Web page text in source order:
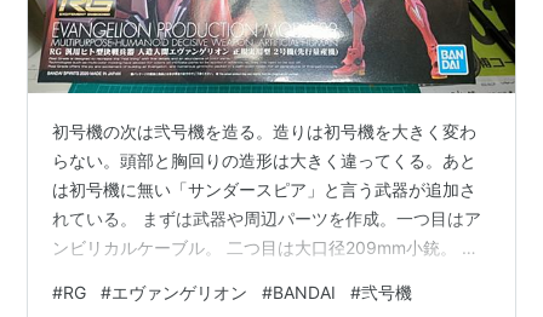
初号機の次は弐号機を造る。造りは初号機を大きく変わ
らない。頭部と胸回りの造形は大きく違ってくる。あと
は初号機に無い「サンダースピア」と言う武器が追加さ
れている。 まずは武器や周辺パーツを作成。一つ目はア
ンビリカルケーブル。 二つ目は大口径209mm小銃。 こ
していく。 ランキング参加中模型部
#RG #エヴァンゲリオン #BANDAI #弐号機